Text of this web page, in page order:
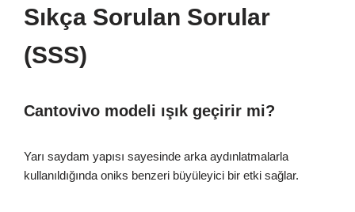
Sıkça Sorulan Sorular
(SSS)
Cantovivo modeli ışık geçirir mi?
Yarı saydam yapısı sayesinde arka aydınlatmalarla
kullanıldığında oniks benzeri büyüleyici bir etki sağlar.